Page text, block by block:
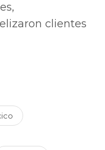
clientes